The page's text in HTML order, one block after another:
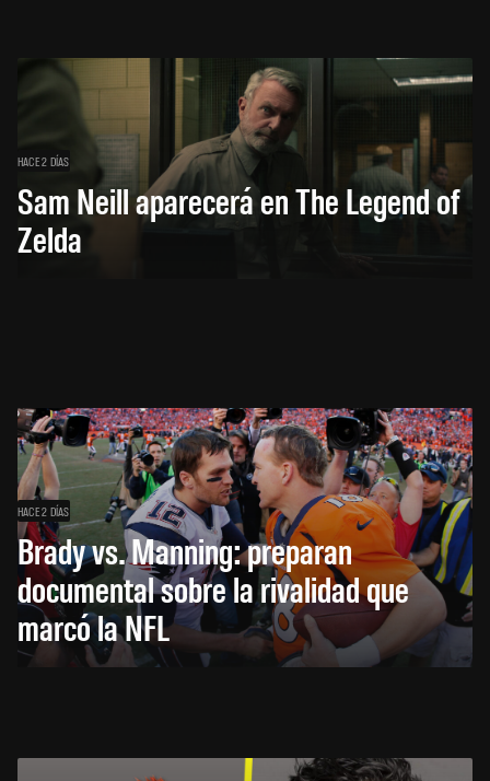
HACE 2 DÍAS
Sam Neill aparecerá en The Legend of
Zelda
HACE 2 DÍAS
Brady vs. Manning: preparan
documental sobre la rivalidad que
marcó la NFL